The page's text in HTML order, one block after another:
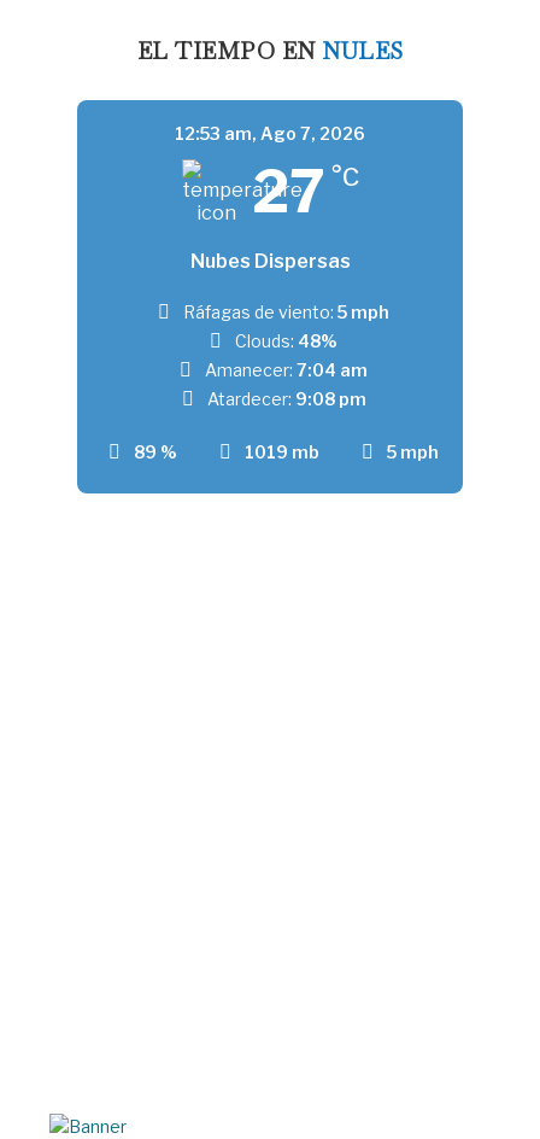
EL TIEMPO EN NULES
12:53 am, Ago 7, 2026
27 °C
Nubes Dispersas
89 % 1019 mb 5 mph
Ráfagas de viento: 5 mph
Clouds: 48%
Amanecer: 7:04 am
Atardecer: 9:08 pm